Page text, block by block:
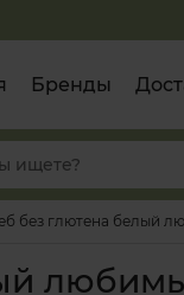
Бренды
без глютена белый